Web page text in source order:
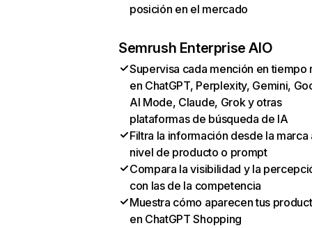
posición en el mercado
Semrush Enterprise AIO
Supervisa cada mención en tiempo
en ChatGPT, Perplexity, Gemini,
AI Mode, Claude, Grok y otras
plataformas de búsqueda de IA
Filtra la información desde la marca
nivel de producto o prompt
Compara la visibilidad y la
con las de la competencia
Muestra cómo aparecen tus
en ChatGPT Shopping